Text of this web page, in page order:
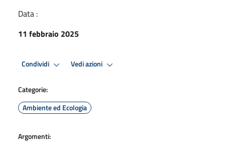
Data :
11 febbraio 2025
Condividi Vedi azioni
Categorie:
Ambiente ed Ecologia
Argomenti: